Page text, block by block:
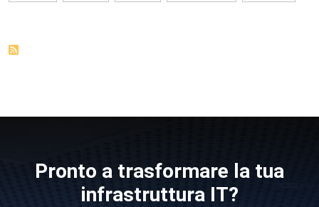
Pronto a trasformare la tua
infrastruttura IT?